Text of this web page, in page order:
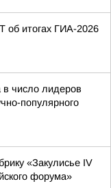
об итогах ГИА-2026
число лидеров
популярного
«Закулисье IV
форума»